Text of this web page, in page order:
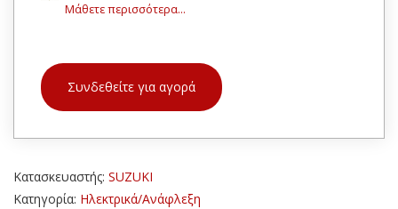
Μάθετε περισσότερα...
Συνδεθείτε για αγορά
Κατασκευαστής: SUZUKI
Κατηγορία: Ηλεκτρικά/Ανάφλεξη